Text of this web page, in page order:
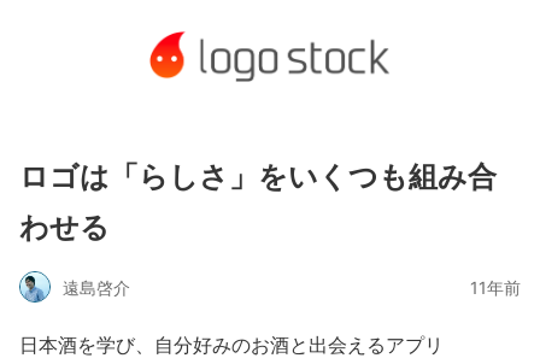
ロゴは「らしさ」をいくつも組み合
わせる
遠島啓介 11年前
日本酒を学び、自分好みのお酒と出会えるアプリ